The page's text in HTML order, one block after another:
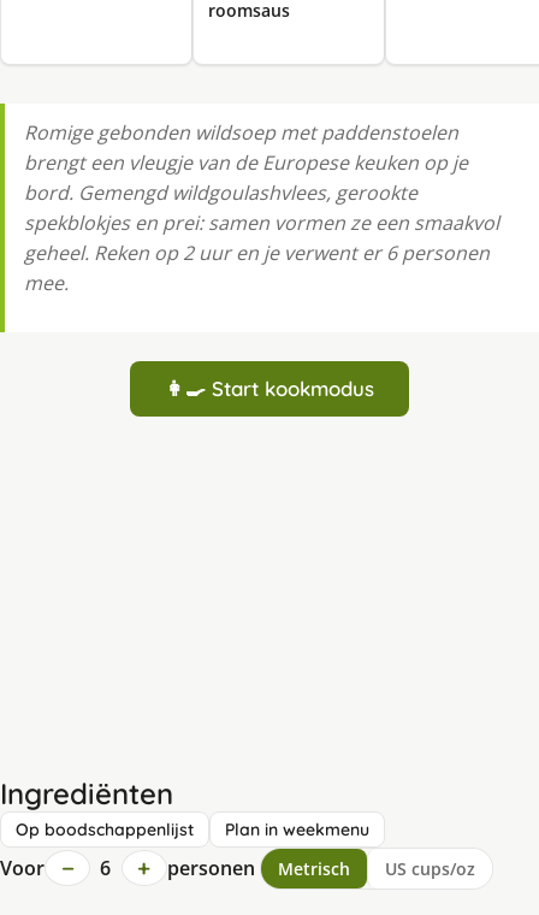
roomsaus
Romige gebonden wildsoep met paddenstoelen
brengt een vleugje van de Europese keuken op je
bord. Gemengd wildgoulashvlees, gerookte
spekblokjes en prei: samen vormen ze een smaakvol
geheel. Reken op 2 uur en je verwent er 6 personen
mee.
👩‍🍳 Start kookmodus
Ingrediënten
Op boodschappenlijst Plan in weekmenu
Voor − 6 + personen Metrisch US cups/oz